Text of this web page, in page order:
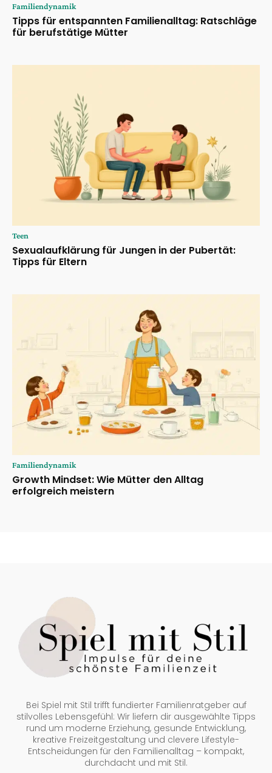
Familiendynamik
Tipps für entspannten Familienalltag: Ratschläge
für berufstätige Mütter
Teen
Sexualaufklärung für Jungen in der Pubertät:
Tipps für Eltern
Familiendynamik
Growth Mindset: Wie Mütter den Alltag
erfolgreich meistern
Bei Spiel mit Stil trifft fundierter Familienratgeber auf
stilvolles Lebensgefühl: Wir liefern dir ausgewählte Tipps
rund um moderne Erziehung, gesunde Entwicklung,
kreative Freizeitgestaltung und clevere Lifestyle-
Entscheidungen für den Familienalltag – kompakt,
durchdacht und mit Stil.